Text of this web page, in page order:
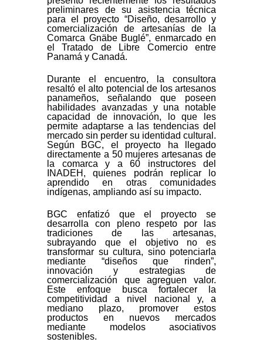
preliminares de su asistencia técnica
para el proyecto “Diseño, desarrollo y
comercialización de artesanías de la
Comarca Gnäbe Buglé”, enmarcado en
el Tratado de Libre Comercio entre
Panamá y Canadá.
Durante el encuentro, la consultora
resaltó el alto potencial de los artesanos
panameños, señalando que poseen
habilidades avanzadas y una notable
capacidad de innovación, lo que les
permite adaptarse a las tendencias del
mercado sin perder su identidad cultural.
Según BGC, el proyecto ha llegado
directamente a 50 mujeres artesanas de
la comarca y a 60 instructores del
INADEH, quienes podrán replicar lo
aprendido en otras comunidades
indígenas, ampliando así su impacto.
BGC enfatizó que el proyecto se
desarrolla con pleno respeto por las
tradiciones de las artesanas,
subrayando que el objetivo no es
transformar su cultura, sino potenciarla
mediante “diseños que rinden”,
innovación y estrategias de
comercialización que agreguen valor.
Este enfoque busca fortalecer la
competitividad a nivel nacional y, a
mediano plazo, promover estos
productos en nuevos mercados
mediante modelos asociativos
sostenibles.